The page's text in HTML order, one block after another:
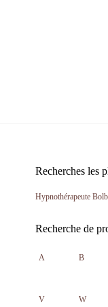
Recherches les
Hypnothérapeute
Recherche de
A B
V W